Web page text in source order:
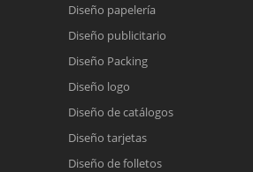
Diseño papelería
Diseño publicitario
Diseño Packing
Diseño logo
Diseño de catálogos
Diseño tarjetas
Diseño de folletos